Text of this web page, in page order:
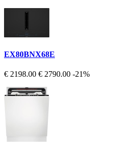
EX80BNX68E
€ 2198.00 € 2790.00 -21%